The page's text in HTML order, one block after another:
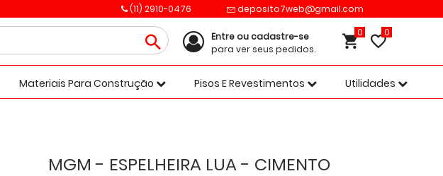
(11) 2910-0476 deposito7web@gmail.com
Entre ou cadastre-se
para ver seus pedidos.
0
Materiais Para Construção Pisos E Revestimentos Utilidades
MGM - ESPELHEIRA LUA - CIMENTO